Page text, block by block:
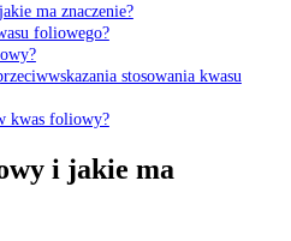
ma znaczenie?
foliowego?
stosowania kwasu
kwas foliowy?
i jakie ma